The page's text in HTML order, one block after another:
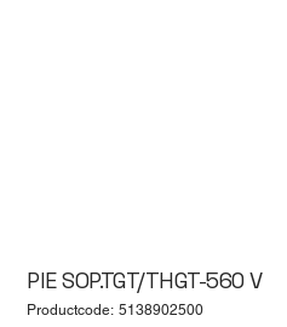
PIE SOP.TGT/THGT-560 V
Productcode: Productcode
5138902500